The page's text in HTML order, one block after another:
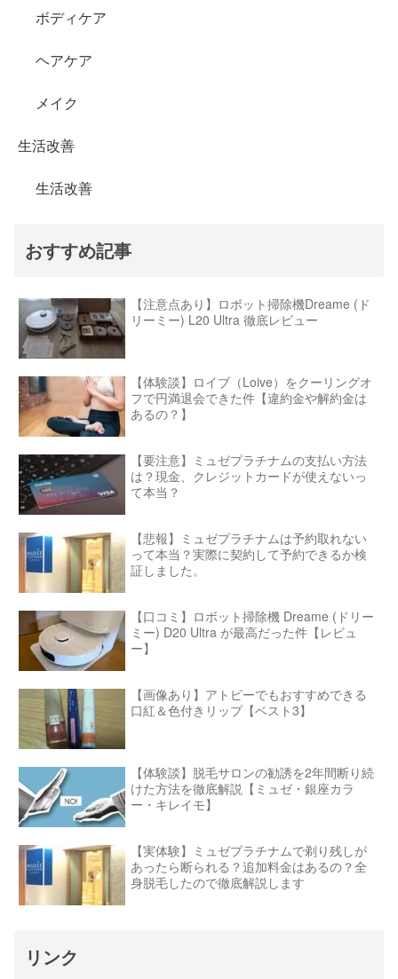
ボディケア
ヘアケア
メイク
生活改善
生活改善
おすすめ記事
【注意点あり】ロボット掃除機Dreame (ド
リーミー) L20 Ultra 徹底レビュー
【体験談】ロイブ（Loive）をクーリングオ
フで円満退会できた件【違約金や解約金は
あるの？】
【要注意】ミュゼプラチナムの支払い方法
は？現金、クレジットカードが使えないっ
て本当？
【悲報】ミュゼプラチナムは予約取れない
って本当？実際に契約して予約できるか検
証しました。
【口コミ】ロボット掃除機 Dreame (ドリー
ミー) D20 Ultra が最高だった件【レビュ
ー】
【画像あり】アトピーでもおすすめできる
口紅＆色付きリップ【ベスト3】
【体験談】脱毛サロンの勧誘を2年間断り続
けた方法を徹底解説【ミュゼ・銀座カラ
ー・キレイモ】
【実体験】ミュゼプラチナムで剃り残しが
あったら断られる？追加料金はあるの？全
身脱毛したので徹底解説します
リンク